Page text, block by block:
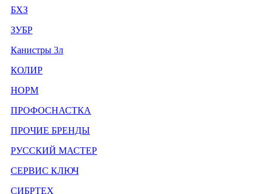
БХЗ
ЗУБР
Канистры 3л
КОЛИР
НОРМ
ПРОФОСНАСТКА
ПРОЧИЕ БРЕНДЫ
РУССКИЙ МАСТЕР
СЕРВИС КЛЮЧ
СИБРТЕХ